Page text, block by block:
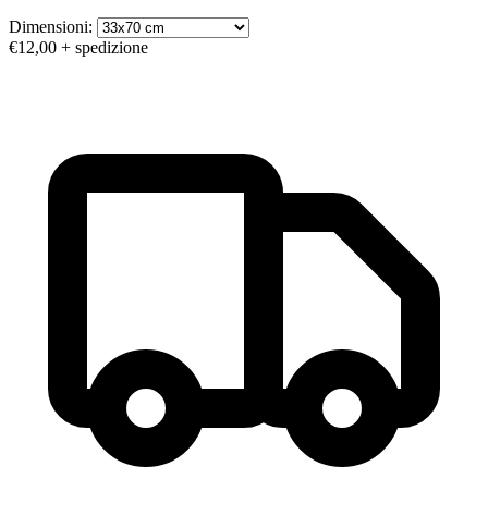
Dimensioni:
€12,00 + spedizione